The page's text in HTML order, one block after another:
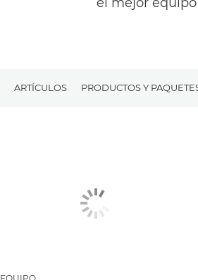
ARTÍCULOS PRODUCTOS Y